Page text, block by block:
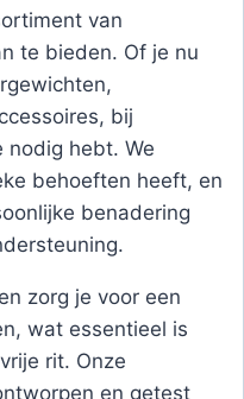
van
te bieden. Of je nu
bij
nodig hebt. We
behoeften heeft, en
benadering
zorg je voor een
wat essentieel is
rit. Onze
en getest